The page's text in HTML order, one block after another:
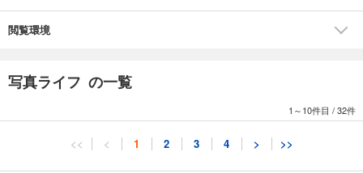
んです。
自宅を「最高の撮影スポット」に変えよう！ 身近な空間でも、ちょっと
ずとも、自宅にいながらいろいろな撮影を楽しめるテクニックをご紹介
写真が撮れるなら、寒い外にいかなくても（笑）、楽しめそうです。
閲覧環境
写真ライフ の一覧
1～10件目 /32件
<< < 1 2 3 4 > >>